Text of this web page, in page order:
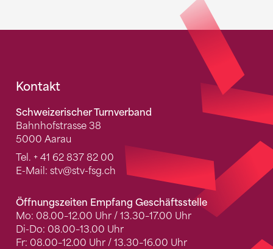
Fusszeile
Kontakt
Schweizerischer Turnverband
Bahnhofstrasse 38
5000 Aarau
Tel. + 41 62 837 82 00
E-Mail: stv@stv-fsg.ch
Öffnungszeiten Empfang Geschäftsstelle
Mo: 08.00–12.00 Uhr / 13.30–17.00 Uhr
Di-Do: 08.00–13.00 Uhr
Fr: 08.00–12.00 Uhr / 13.30–16.00 Uhr